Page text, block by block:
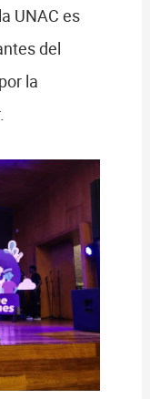
UNAC es
del
la